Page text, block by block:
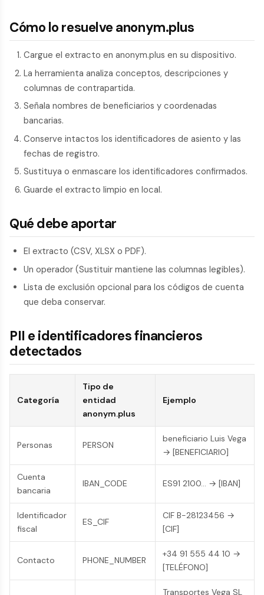
Cómo lo resuelve anonym.plus
Cargue el extracto en anonym.plus en su dispositivo.
La herramienta analiza conceptos, descripciones y
columnas de contrapartida.
Señala nombres de beneficiarios y coordenadas
bancarias.
Conserve intactos los identificadores de asiento y las
fechas de registro.
Sustituya o enmascare los identificadores confirmados.
Guarde el extracto limpio en local.
Qué debe aportar
El extracto (CSV, XLSX o PDF).
Un operador (Sustituir mantiene las columnas legibles).
Lista de exclusión opcional para los códigos de cuenta
que deba conservar.
PII e identificadores financieros
detectados
Categoría
Tipo de
entidad
anonym.plus
Ejemplo
Personas PERSON
beneficiario Luis Vega
→ [BENEFICIARIO]
Cuenta
bancaria
IBAN_CODE ES91 2100… → [IBAN]
Identificador
fiscal
ES_CIF
CIF B-28123456 →
[CIF]
Contacto PHONE_NUMBER
+34 91 555 44 10 →
[TELÉFONO]
Transportes Vega SL